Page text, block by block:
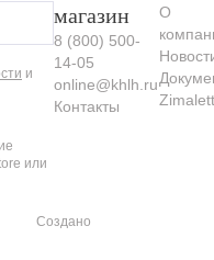
и
или
магазин
8 (800) 500-
14-05
online@khlh.ru
Контакты
О
Создано